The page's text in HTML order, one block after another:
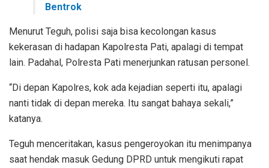
Bentrok
Menurut Teguh, polisi saja bisa kecolongan kasus
kekerasan di hadapan Kapolresta Pati, apalagi di tempat
lain. Padahal, Polresta Pati menerjunkan ratusan personel.
“Di depan Kapolres, kok ada kejadian seperti itu, apalagi
nanti tidak di depan mereka. Itu sangat bahaya sekali,”
katanya.
Teguh menceritakan, kasus pengeroyokan itu menimpanya
saat hendak masuk Gedung DPRD untuk mengikuti rapat